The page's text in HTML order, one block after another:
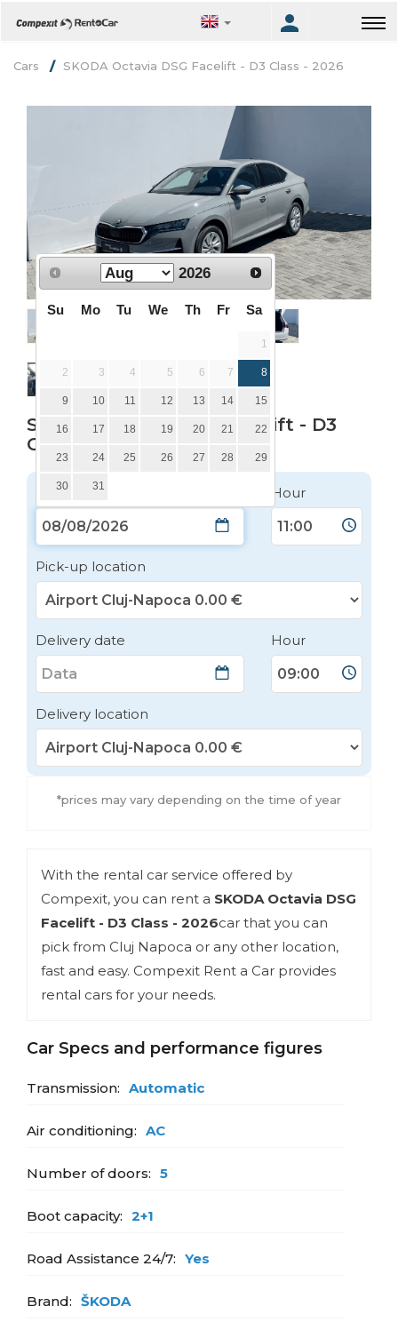
Cars SKODA Octavia DSG Facelift - D3 Class - 2026
SKODA Octavia DSG Facelift - D3
Class - 2026
Pick-up date Hour
Pick-up location
Delivery date Hour
Delivery location
*prices may vary depending on the time of year
With the rental car service offered by
Compexit, you can rent a SKODA Octavia DSG
Facelift - D3 Class - 2026car that you can
pick from Cluj Napoca or any other location,
fast and easy. Compexit Rent a Car provides
rental cars for your needs.
Car Specs and performance figures
Transmission: Automatic
Air conditioning: AC
Number of doors: 5
Boot capacity: 2+1
Road Assistance 24/7: Yes
Brand: ŠKODA
2026
Su Mo Tu We Th Fr Sa
1
2 3 4 5 6 7 8
9 10 11 12 13 14 15
16 17 18 19 20 21 22
23 24 25 26 27 28 29
30 31